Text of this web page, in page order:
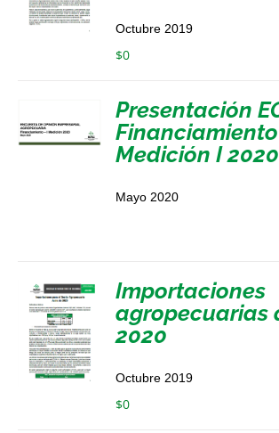
Octubre 2019
$0
Presentación
Medición I 2020
Mayo 2020
Importaciones
agropecuarias
2020
Octubre 2019
$0